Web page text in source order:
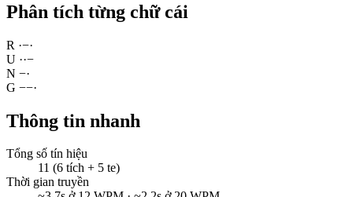
Phân tích từng chữ cái
R ·−·
U ··−
N −·
G −−·
Thông tin nhanh
Tổng số tín hiệu
11 (6 tích + 5 te)
Thời gian truyền